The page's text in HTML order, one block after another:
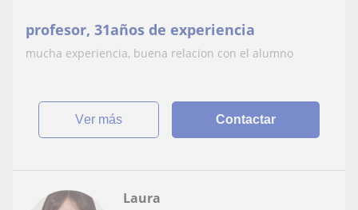
profesor, 31años de experiencia
mucha experiencia, buena relacion con el alumno
ver más Contactar
Laura